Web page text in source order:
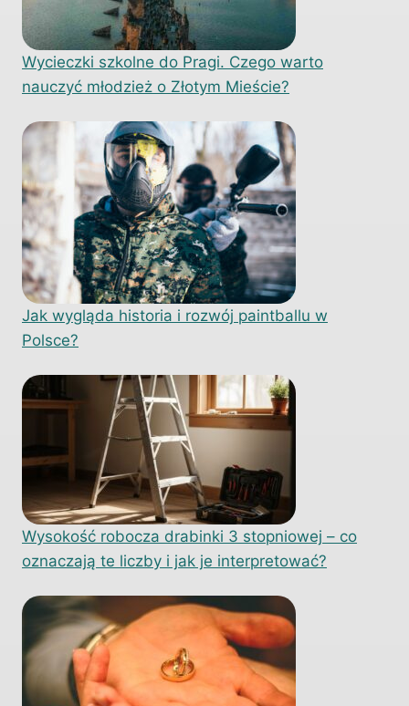
Wycieczki szkolne do Pragi. Czego warto
nauczyć młodzież o Złotym Mieście?
Jak wygląda historia i rozwój paintballu w
Polsce?
Wysokość robocza drabinki 3 stopniowej – co
oznaczają te liczby i jak je interpretować?